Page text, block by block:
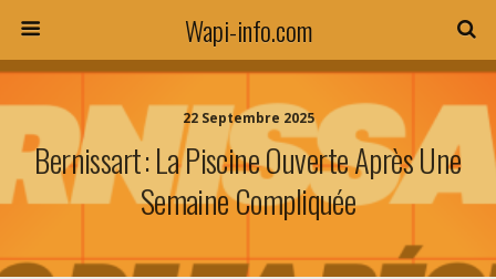
Wapi-info.com
22 Septembre 2025
Bernissart : La Piscine Ouverte Après Une
Semaine Compliquée